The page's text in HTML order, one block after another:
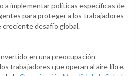
a implementar políticas específicas de
para proteger a los trabajadores
desafío global.
en una preocupación
trabajadores que operan al aire libre,